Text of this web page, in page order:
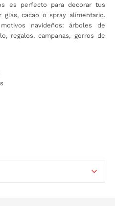
es perfecto para decorar tus
glas, cacao o spray alimentario.
navideños: árboles de
regalos, campanas, gorros de